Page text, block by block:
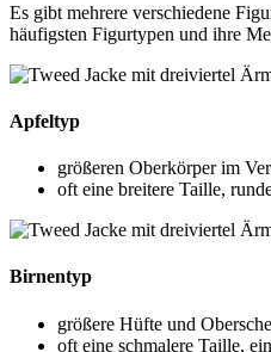
Es gibt mehrere verschiedene
häufigsten Figurtypen und ihre
Apfeltyp
größeren Oberkörper im
oft eine breitere Taille,
Birnentyp
größere Hüfte und
oft eine schmalere Taille,